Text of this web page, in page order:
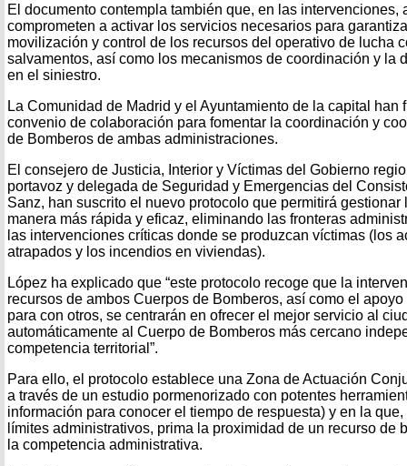
El documento contempla también que, en las intervenciones,
comprometen a activar los servicios necesarios para
movilización y control de los recursos del operativo de lucha
salvamentos, así como los mecanismos de coordinación y la
en el siniestro.
La Comunidad de Madrid y el Ayuntamiento de la capital han
convenio de colaboración para fomentar la coordinación y
de Bomberos de ambas administraciones.
El consejero de Justicia, Interior y Víctimas del Gobierno
portavoz y delegada de Seguridad y Emergencias del
Sanz, han suscrito el nuevo protocolo que permitirá
manera más rápida y eficaz, eliminando las fronteras
las intervenciones críticas donde se produzcan víctimas (los
atrapados y los incendios en viviendas).
López ha explicado que “este protocolo recoge que la
recursos de ambos Cuerpos de Bomberos, así como el
para con otros, se centrarán en ofrecer el mejor servicio al
automáticamente al Cuerpo de Bomberos más cercano
competencia territorial”.
Para ello, el protocolo establece una Zona de Actuación
a través de un estudio pormenorizado con potentes
información para conocer el tiempo de respuesta) y en la
límites administrativos, prima la proximidad de un recurso de
la competencia administrativa.